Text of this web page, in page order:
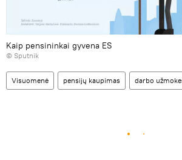
Kaip pensininkai gyvena ES
© Sputnik
Visuomenė pensijų kaupimas darbo